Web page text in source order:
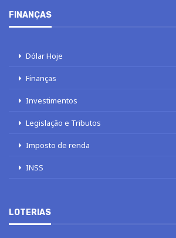
FINANÇAS
Dólar Hoje
Finanças
Investimentos
Legislação e Tributos
Imposto de renda
INSS
LOTERIAS